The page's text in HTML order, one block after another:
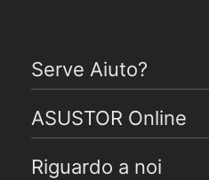
Serve Aiuto?
ASUSTOR Online
Riguardo a noi